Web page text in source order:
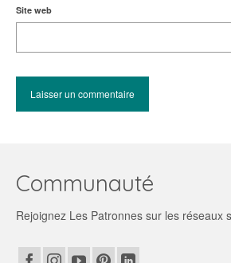
Site web
Communauté
Rejoignez Les Patronnes sur les réseaux